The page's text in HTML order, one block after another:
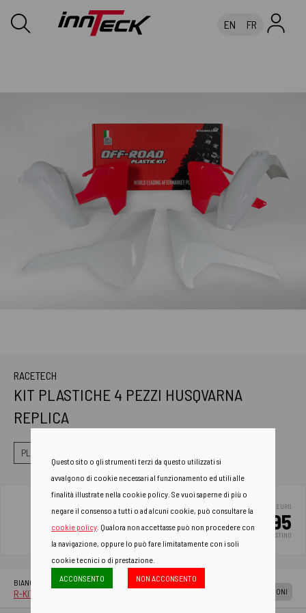
EN FR
RACETECH
KIT PLASTICHE 4 PEZZI HUSQVARNA
REPLICA
PLASTICHE
EURO
155.95
PREZZO DI LISTINO
BIANCO
R-KITHSQ-BN0-417 APPLICAZIONI
Questo sito o gli strumenti terzi da questo utilizzati si
avvalgono di cookie necessari al funzionamento ed utili alle
finalità illustrate nella cookie policy. Se vuoi saperne di più o
negare il consenso a tutti o ad alcuni cookie, può consultare la
cookie policy . Qualora non accettasse può non procedere con
la navigazione, oppure lo può fare limitatamente con i soli
cookie tecnici o di prestazione.
ACCONSENTO
NON ACCONSENTO